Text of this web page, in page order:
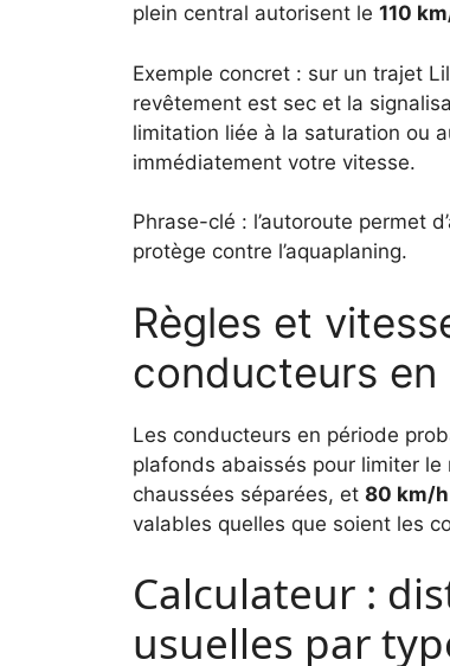
plein central autorisent le 110
Exemple concret : sur un trajet
revêtement est sec et la
limitation liée à la saturation ou
immédiatement votre vitesse.
Phrase-clé : l’autoroute permet
protège contre l’aquaplaning.
Règles et
conducteurs
Les conducteurs en période
plafonds abaissés pour limiter le
chaussées séparées, et 80 km/h
valables quelles que soient les
Calculateur :
usuelles par